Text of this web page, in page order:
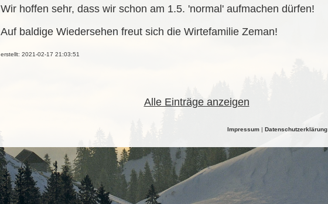
Wir hoffen sehr, dass wir schon am 1.5. 'normal' aufmachen dürfen!
Auf baldige Wiedersehen freut sich die Wirtefamilie Zeman!
erstellt: 2021-02-17 21:03:51
Alle Einträge anzeigen
Impressum | Datenschutzerklärung